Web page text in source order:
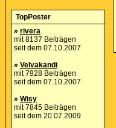
TopPoster
» rivera
mit 8137 Beiträgen
seit dem 07.10.2007
» Velvakandi
mit 7928 Beiträgen
seit dem 07.10.2007
» Wisy
mit 7845 Beiträgen
seit dem 20.07.2009